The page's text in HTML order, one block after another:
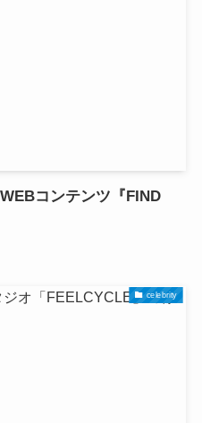
コンテンツ『FIND
celebrity